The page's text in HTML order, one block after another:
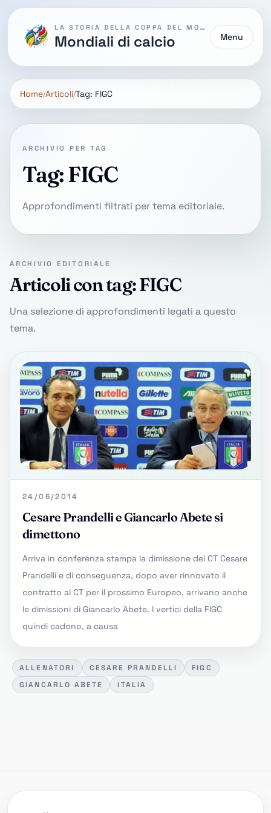
LA STORIA DELLA COPPA DEL MONDO
Mondiali di calcio Menu
Home Articoli Tag: FIGC
ARCHIVIO PER TAG
Tag: FIGC
Approfondimenti filtrati per tema editoriale.
ARCHIVIO EDITORIALE
Articoli con tag: FIGC
Una selezione di approfondimenti legati a questo
tema.
24/06/2014
Cesare Prandelli e Giancarlo Abete si
dimettono
Arriva in conferenza stampa la dimissione del CT Cesare
Prandelli e di conseguenza, dopo aver rinnovato il
contratto al CT per il prossimo Europeo, arrivano anche
le dimissioni di Giancarlo Abete. I vertici della FIGC
quindi cadono, a causa
ALLENATORI CESARE PRANDELLI
FIGC
GIANCARLO ABETE
ITALIA